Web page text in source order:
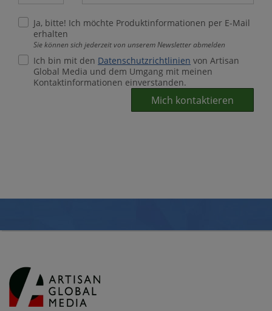
Ja, bitte! Ich möchte Produktinformationen per E-Mail
erhalten
Sie können sich jederzeit von unserem Newsletter abmelden
Ich bin mit den Datenschutzrichtlinien von Artisan
Global Media und dem Umgang mit meinen
Kontaktinformationen einverstanden.
Mich kontaktieren